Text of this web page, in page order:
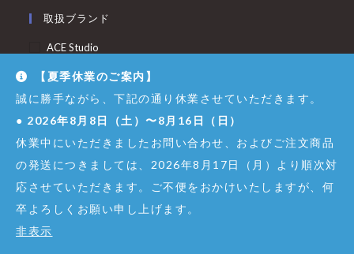
取扱ブランド
ACE Studio
AIAIAI
Analog Cases
Angelbird
Antares
BITWIG
CineTreak
Decksaver
Dexibell
【夏季休業のご案内】
誠に勝手ながら、下記の通り休業させていただきます。
● 2026年8月8日（土）〜8月16日（日）
休業中にいただきましたお問い合わせ、およびご注文商品
の発送につきましては、2026年8月17日（月）より順次対
応させていただきます。ご不便をおかけいたしますが、何
卒よろしくお願い申し上げます。
非表示